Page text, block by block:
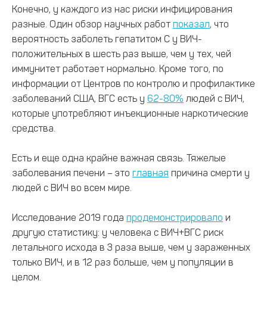
Конечно, у каждого из нас риски инфицирования
разные. Один обзор научных работ показал, что
вероятность заболеть гепатитом С у ВИЧ-
положительных в шесть раз выше, чем у тех, чей
иммунитет работает нормально. Кроме того, по
информации от Центров по контролю и профилактике
заболеваний США, ВГС есть у 62-80% людей с ВИЧ,
которые употребляют инъекционные наркотические
средства.
Есть и еще одна крайне важная связь. Тяжелые
заболевания печени – это главная причина смерти у
людей с ВИЧ во всем мире.
Исследование 2019 года продемонстрировало и
другую статистику: у человека с ВИЧ+ВГС риск
летального исхода в 3 раза выше, чем у зараженных
только ВИЧ, и в 12 раз больше, чем у популяции в
целом.